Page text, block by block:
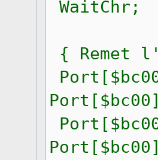
WaitChr;
{ Remet